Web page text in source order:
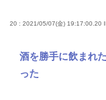
20 : 2021/05/07(金) 19:17:00.20
酒を勝手に飲まれ
った